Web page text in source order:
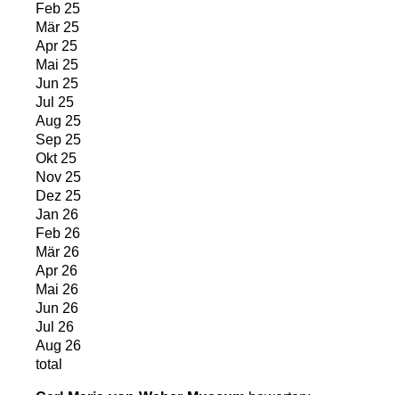
Feb 25
Mär 25
Apr 25
Mai 25
Jun 25
Jul 25
Aug 25
Sep 25
Okt 25
Nov 25
Dez 25
Jan 26
Feb 26
Mär 26
Apr 26
Mai 26
Jun 26
Jul 26
Aug 26
total